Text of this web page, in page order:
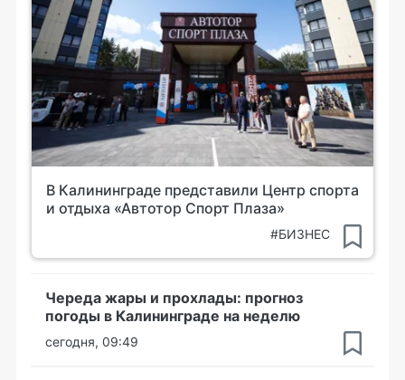
В Калининграде представили Центр спорта
и отдыха «Автотор Спорт Плаза»
#БИЗНЕС
Череда жары и прохлады: прогноз
погоды в Калининграде на неделю
сегодня, 09:49